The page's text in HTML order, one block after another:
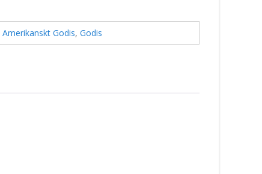
Amerikanskt Godis, Godis